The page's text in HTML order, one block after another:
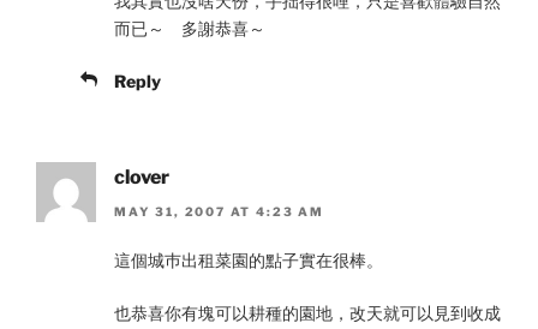
而已～ 多謝恭喜～
Reply
clover
MAY 31, 2007 AT 4:23 AM
這個城巿出租菜園的點子實在很棒。
也恭喜你有塊可以耕種的園地，改天就可以見到收成